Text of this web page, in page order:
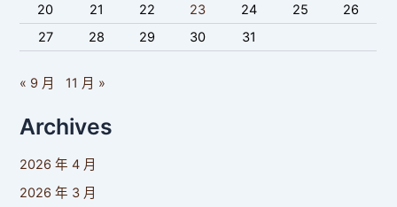
20
21 22 23 24 25
26
27
28 29 30 31
« 9 月 11 月 »
Archives
2026 年 4 月
2026 年 3 月